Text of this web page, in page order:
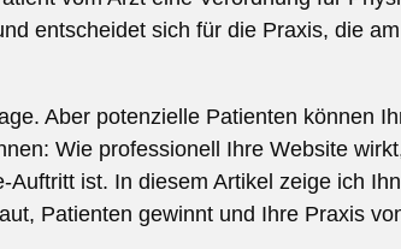
entscheidet sich für die Praxis, die
Aber potenzielle Patienten können
Wie professionell Ihre Website
ist. In diesem Artikel zeige ich
Patienten gewinnt und Ihre Praxis